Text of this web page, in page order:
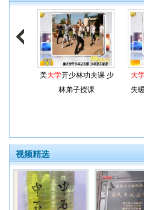
美大学开少林功夫课 少
林弟子授课
大
失
视频精选